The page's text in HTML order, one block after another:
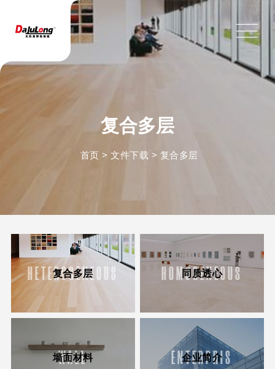
复合多层
首页 > 文件下载 > 复合多层
HETEROGENEOUS
复合多层 HOMOGENEOUS
同质透心
WALL
墙面材料 ENTERPRIS
企业简介